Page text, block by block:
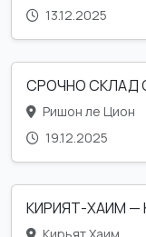
13.12.2025
СРОЧНО СКЛАД
Ришон ле Цион
19.12.2025
КИРИЯТ-ХАИМ —